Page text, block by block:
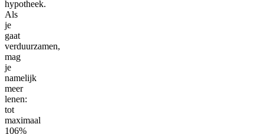
hypotheek.
Als
je
gaat
verduurzamen,
mag
je
namelijk
meer
lenen:
tot
maximaal
106%